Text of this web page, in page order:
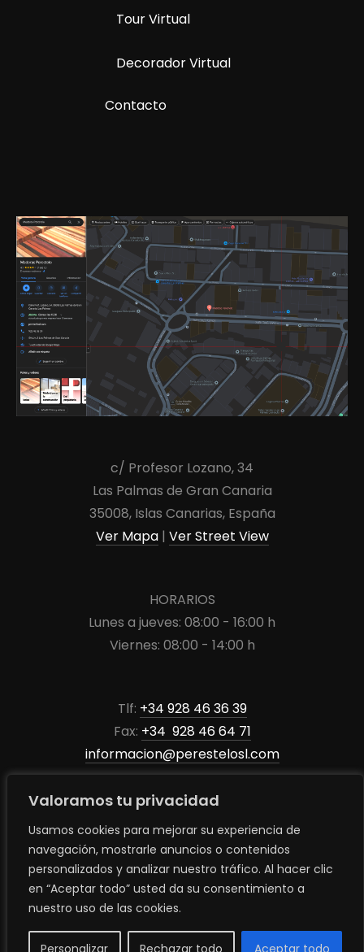
Valoramos tu privacidad
Usamos cookies para mejorar su experiencia de
navegación, mostrarle anuncios o contenidos
personalizados y analizar nuestro tráfico. Al hacer clic
en “Aceptar todo” usted da su consentimiento a
nuestro uso de las cookies.
Personalizar Rechazar todo Aceptar todo
Tour Virtual
Decorador Virtual
Contacto
c/ Profesor Lozano, 34
Las Palmas de Gran Canaria
35008, Islas Canarias, España
Ver Mapa| Ver Street View
HORARIOS
Lunes a jueves: 08:00 - 16:00 h
Viernes: 08:00 - 14:00 h
Tlf: +34 928 46 36 39
Fax: +34 928 46 64 71
informacion@perestelosl.com
© 2025 Maderas Perestelo S.L. | Madera de calidad adaptada a